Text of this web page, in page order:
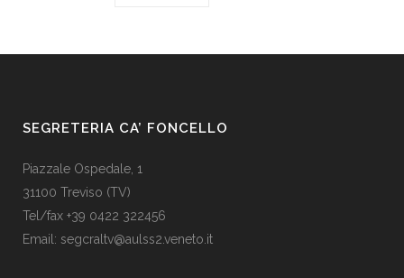
SEGRETERIA CA’ FONCELLO
Piazzale Ospedale, 1
31100 Treviso (TV)
Tel/fax +39 0422 322456
Email: segcraltv@aulss2.veneto.it